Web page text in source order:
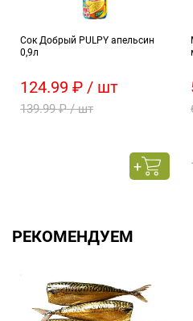
Сок Добрый PULPY апельсин
0,9л
124.99 ₽ / шт
139.99 ₽ / шт
РЕКОМЕНДУЕМ